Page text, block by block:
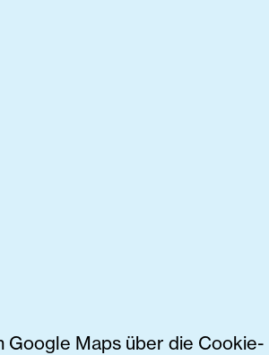
Google Maps über die Cookie-